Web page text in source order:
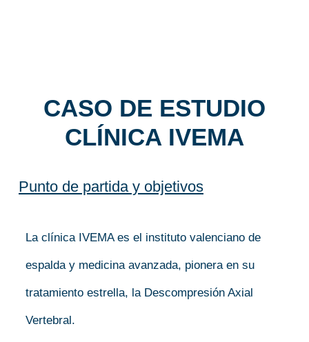
CASO DE ESTUDIO
CLÍNICA IVEMA
Punto de partida y objetivos
La clínica IVEMA es el instituto valenciano de
espalda y medicina avanzada, pionera en su
tratamiento estrella, la Descompresión Axial
Vertebral.